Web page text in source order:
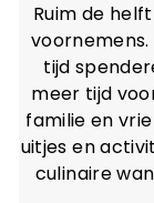
Ruim de
tijd
meer tijd
familie en
uitjes en
culinaire